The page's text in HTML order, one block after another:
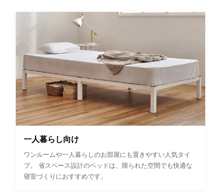
一人暮らし向け
ワンルームや一人暮らしのお部屋にも置きやすい人気タイ
プ。 省スペース設計のベッドは、限られた空間でも快適な
寝室づくりにおすすめです。